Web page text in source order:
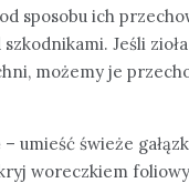
sposobu ich
Jeśli
możemy je
– umieść świeże
woreczkiem